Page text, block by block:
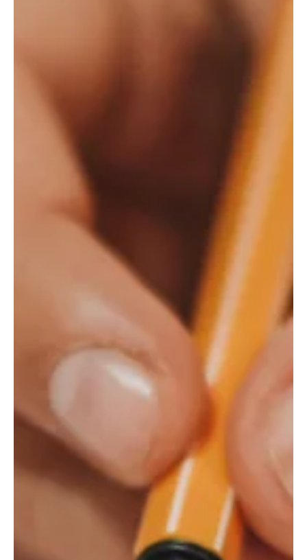
עו"ד ישראל פישר
דבר אלי בתמונות: על האפשרויות המגוונות
לייצוג טענות משפטיות
טענות משפטיות בכתבי טענות מביעים במילים. זה הדין וזו הקונבנציה. אבל מדוע
שנצמצם את אמצעי המבע המשפטיים למילים בלבד? מדוע שלא נייצג טענות...